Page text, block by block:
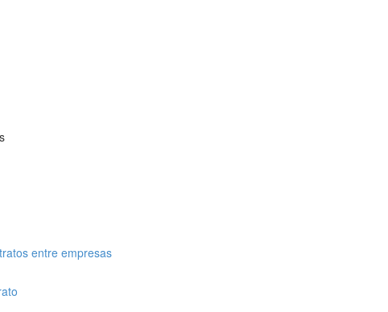
entre empresas